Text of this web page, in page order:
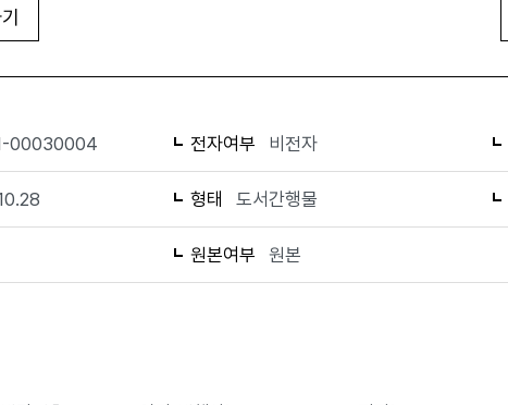
00030004 전자여부 비전자
형태 도서간행물
원본여부 원본